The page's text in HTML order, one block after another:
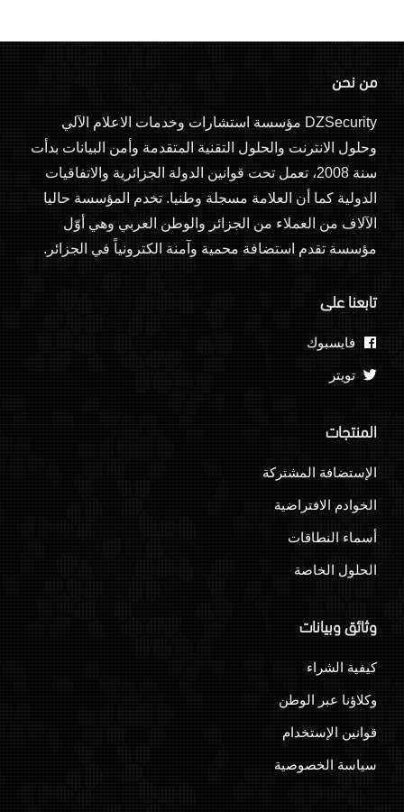
من نحن
DZSecurity مؤسسة استشارات وخدمات الاعلام الآلي
وحلول الانترنت والحلول التقنية المتقدمة وأمن البيانات بدأت
سنة 2008، تعمل تحت قوانين الدولة الجزائرية والاتفاقيات
الدولية كما أن العلامة مسجلة وطنيا. تخدم المؤسسة حاليا
الآلاف من العملاء من الجزائر والوطن العربي وهي أوّل
مؤسسة تقدم استضافة محمية وآمنة الكترونياً في الجزائر.
تابعنا على
فايسبوك
تويتر
المنتجات
الإستضافة المشتركة
الخوادم الافتراضية
أسماء النطاقات
الحلول الخاصة
وثائق وبيانات
كيفية الشراء
وكلاؤنا عبر الوطن
قوانين الإستخدام
سياسة الخصوصية